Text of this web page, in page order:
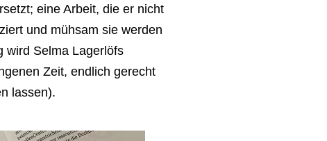
eine Arbeit, die er nicht
und mühsam sie werden
wird Selma Lagerlöfs
Zeit, endlich gerecht
lassen).